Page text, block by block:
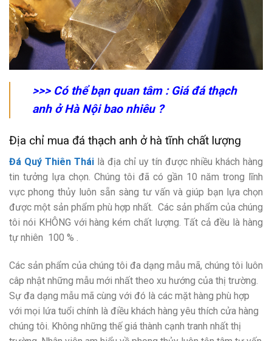
>>> Có thể bạn quan tâm : Giá đá thạch
anh ở Hà Nội bao nhiêu?
Địa chỉ mua đá thạch anh ở hà tĩnh chất lượng
Đá Quý Thiên Thái là địa chỉ uy tín được nhiều khách hàng
tin tưởng lựa chọn. Chúng tôi đã có gần 10 năm trong lĩnh
vực phong thủy luôn sẵn sàng tư vấn và giúp bạn lựa chọn
được một sản phẩm phù hợp nhất. Các sản phẩm của chúng
tôi nói KHÔNG với hàng kém chất lượng. Tất cả đều là hàng
tự nhiên 100 % .
Các sản phẩm của chúng tôi đa dạng mẫu mã, chúng tôi luôn
câp nhật những mẫu mới nhất theo xu hướng của thị trường.
Sự đa dạng mẫu mã cùng với đó là các mặt hàng phù hợp
với mọi lứa tuổi chính là điều khách hàng yêu thích cửa hàng
chúng tôi. Không những thế giá thành cạnh tranh nhất thị